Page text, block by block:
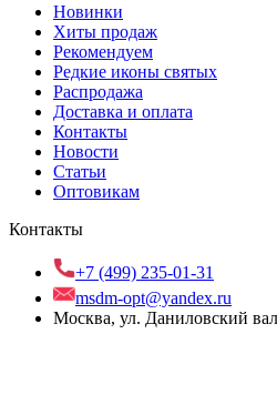
Новинки
Хиты продаж
Рекомендуем
Редкие иконы святых
Распродажа
Доставка и оплата
Контакты
Новости
Статьи
Оптовикам
Контакты
+7 (499) 235-01-31
msdm-opt@yandex.ru
Москва, ул. Даниловский